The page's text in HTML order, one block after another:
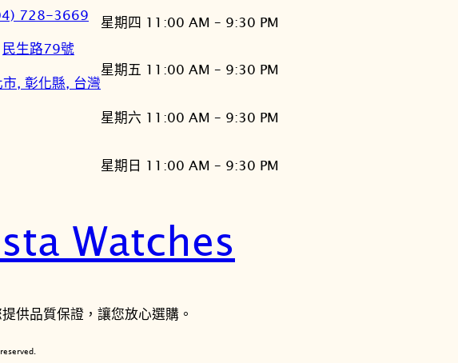
728-3669
民生路79號
, 彰化縣, 台灣
星期四 11:00 AM – 9:30 PM
星期五 11:00 AM – 9:30 PM
星期六 11:00 AM – 9:30 PM
星期日 11:00 AM – 9:30 PM
Watches
供品質保證，讓您放心選購。